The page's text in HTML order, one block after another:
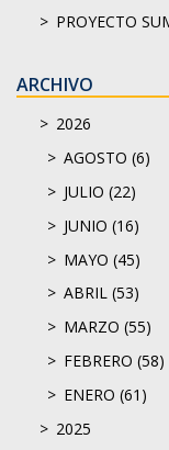
PROYECTO
ARCHIVO
2026
AGOSTO (6)
JULIO (22)
JUNIO (16)
MAYO (45)
ABRIL (53)
MARZO (55)
FEBRERO (58)
ENERO (61)
2025